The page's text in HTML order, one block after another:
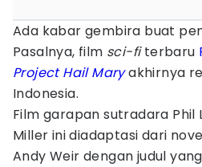
Ada kabar gembira buat
Pasalnya, film sci-fiterbaru
Project Hail Maryakhirnya
Indonesia.
Film garapan sutradara
Miller ini diadaptasi dari
Andy Weir dengan judul